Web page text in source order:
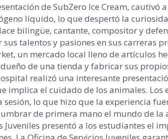
de SubZero Ice Cream,
líquido, lo que despertó la
bilingüe, cantante, compositor y
talentos y pasiones en sus carreras
un mercado local lleno de artículos
de una tienda y fabricar sus
realizó una interesante
implica el cuidado de los animales. Los
lo que hizo que la experiencia
de primera mano el mundo de la
Juveniles presentó a los estudiantes el